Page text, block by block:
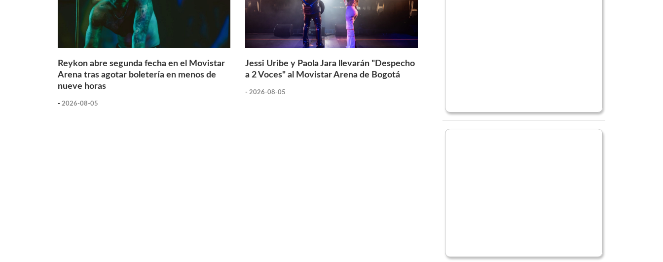
Reykon abre segunda fecha en el Movistar
Arena tras agotar boletería en menos de
nueve horas
- 2026-08-05
Jessi Uribe y Paola Jara llevarán "Despecho
a 2 Voces" al Movistar Arena de Bogotá
- 2026-08-05